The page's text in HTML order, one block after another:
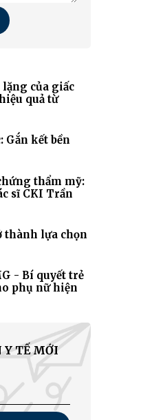
của giấc
quả từ
Gắn kết bền
thẩm mỹ:
sĩ CKI Trần
thành lựa chọn
- Bí quyết trẻ
phụ nữ hiện
Y TẾ MỚI